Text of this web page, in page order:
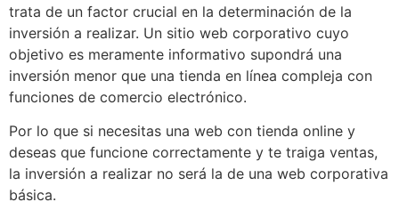
trata de un factor crucial en la determinación de la
inversión a realizar. Un sitio web corporativo cuyo
objetivo es meramente informativo supondrá una
inversión menor que una tienda en línea compleja con
funciones de comercio electrónico.
Por lo que si necesitas una web con tienda online y
deseas que funcione correctamente y te traiga ventas,
la inversión a realizar no será la de una web corporativa
básica.